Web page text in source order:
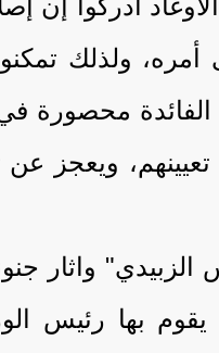
ادركوا
ولذلك
الفائدة
ويعجز عن
واثار
بها رئيس